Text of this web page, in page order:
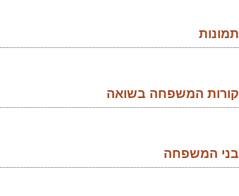
תמונות
קורות המשפחה בשואה
בני המשפחה